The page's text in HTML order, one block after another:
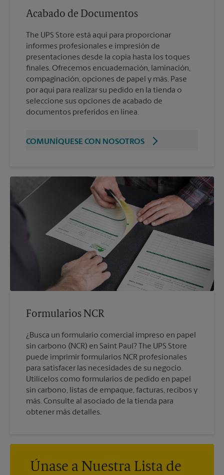
Acabado de Documentos
The UPS Store está aquí para proporcionar
informes profesionales e impresión de
presentaciones desde la copia hasta los toques
finales. Ofrecemos encuadernación, laminación,
compaginación, opciones de papel y más. Pase
por aquí para realizar su pedido en la tienda o
seleccione sus opciones de acabado de
documentos preferidos en línea.
COMUNÍQUESE CON NOSOTROS
Formularios NCR
¿Busca un formulario comercial impreso en papel
sin carbono (NCR) en Saint Paul? The UPS Store
puede imprimir formularios NCR profesionales
para satisfacer las necesidades de su negocio.
Utilícelos como formularios de pedido en papel
sin carbono, listas de empaque, facturas, recibos y
más. Consulte al asociado de la tienda para
obtener más detalles.
Únase a Nuestra Lista de